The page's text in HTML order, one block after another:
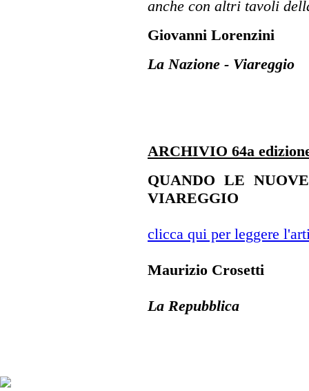
anche con altri tavoli
Giovanni Lorenzini
La Nazione - Viareggio
ARCHIVIO 64a
QUANDO LE
VIAREGGIO
clicca qui per leggere
Maurizio Crosetti
La Repubblica